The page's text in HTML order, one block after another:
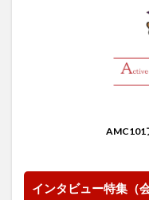
AMC101
インタビュー特集（